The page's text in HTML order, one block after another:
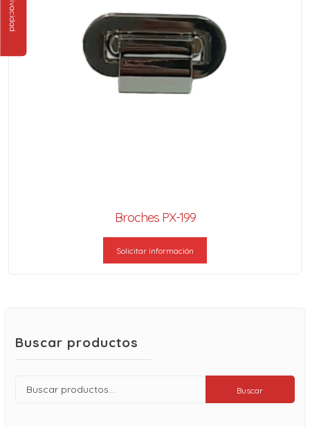
Broches PX-199
Solicitar información
Buscar productos
Buscar
Buscar